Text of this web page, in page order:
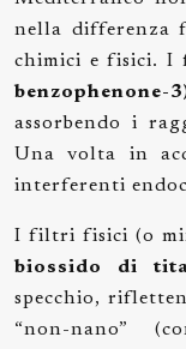
nella differenza
chimici e fisici. I
benzophenone-
assorbendo i
Una volta in
interferenti
I filtri fisici (o
biossido di
specchio,
“non-nano”